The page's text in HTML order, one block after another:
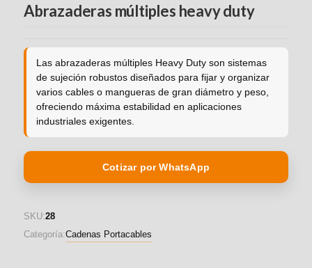
Cadenas Portacables
Cojinete de Plástico
Iglidur
Guías Lineales
Perfil W
Perfil Q
Automatización low cost
Abrazaderas múltiples heavy duty
Las abrazaderas múltiples Heavy Duty son sistemas
de sujeción robustos diseñados para fijar y organizar
varios cables o mangueras de gran diámetro y peso,
ofreciendo máxima estabilidad en aplicaciones
industriales exigentes.
Cotizar por WhatsApp
SKU:28
Categoría:Cadenas Portacables